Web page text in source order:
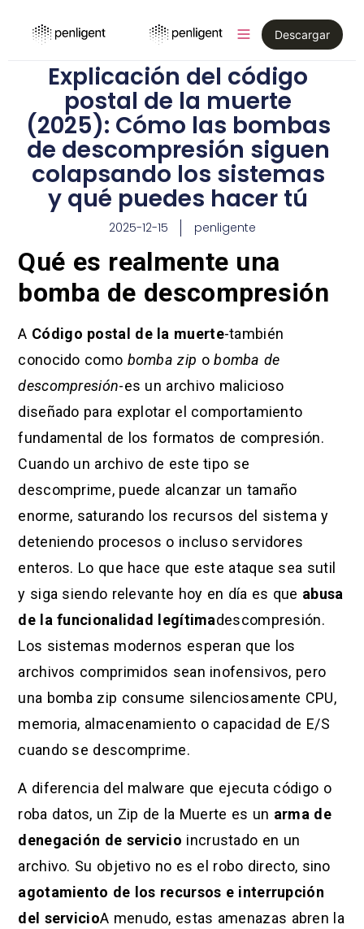
Descargar
Explicación del código
postal de la muerte
(2025): Cómo las bombas
de descompresión siguen
colapsando los sistemas
y qué puedes hacer tú
2025-12-15 penligente
Qué es realmente una
bomba de descompresión
A Código postal de la muerte-también
conocido como bomba zip obomba de
descompresión-es un archivo malicioso
diseñado para explotar el comportamiento
fundamental de los formatos de compresión.
Cuando un archivo de este tipo se
descomprime, puede alcanzar un tamaño
enorme, saturando los recursos del sistema y
deteniendo procesos o incluso servidores
enteros. Lo que hace que este ataque sea sutil
y siga siendo relevante hoy en día es que abusa
de la funcionalidad legítimadescompresión.
Los sistemas modernos esperan que los
archivos comprimidos sean inofensivos, pero
una bomba zip consume silenciosamente CPU,
memoria, almacenamiento o capacidad de E/S
cuando se descomprime.
A diferencia del malware que ejecuta código o
roba datos, un Zip de la Muerte es un arma de
denegación de servicio incrustado en un
archivo. Su objetivo no es el robo directo, sino
agotamiento de los recursos e interrupción
del servicioA menudo, estas amenazas abren la